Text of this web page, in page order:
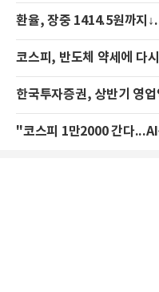
환율, 장중 1414.5원까지
코스피, 반도체 약세에 다
한국투자증권, 상반기 영
"코스피 1만2000 간다